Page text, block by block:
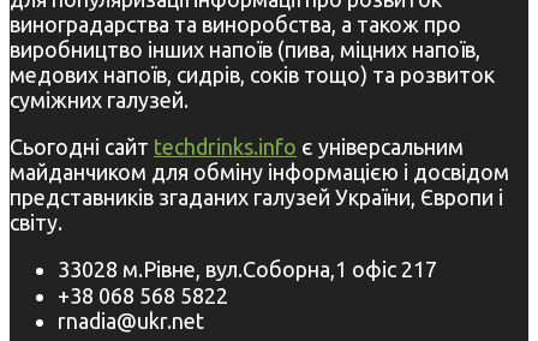
виноградарства та виноробства, а також про
виробництво інших напоїв (пива, міцних напоїв,
медових напоїв, сидрів, соків тощо) та розвиток
суміжних галузей.
Сьогодні сайт techdrinks.info є універсальним
майданчиком для обміну інформацією і досвідом
представників згаданих галузей України, Європи і
світу.
33028 м.Рівне, вул.Соборна,1 офіс 217
+38 068 568 5822
rnadia@ukr.net